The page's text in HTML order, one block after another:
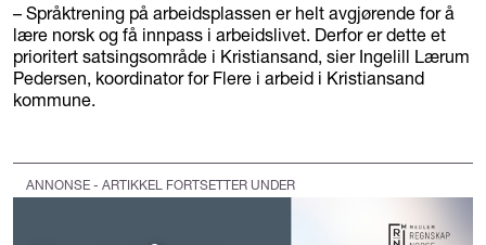
– Språktrening på arbeidsplassen er helt avgjørende for å
lære norsk og få innpass i arbeidslivet. Derfor er dette et
prioritert satsingsområde i Kristiansand, sier Ingelill Lærum
Pedersen, koordinator for Flere i arbeid i Kristiansand
kommune.
ANNONSE - ARTIKKEL FORTSETTER UNDER